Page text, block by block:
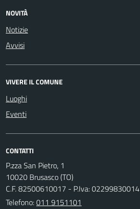
NOVITÀ
Notizie
Avvisi
VIVERE IL COMUNE
Luoghi
Eventi
CONTATTI
P.zza San Pietro, 1
10020 Brusasco (TO)
C.F. 82500610017 - P.Iva: 02299830014
Telefono:011 9151101